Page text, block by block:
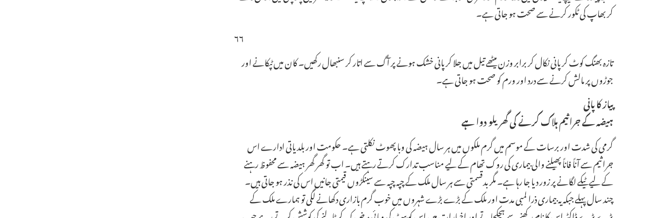
کر بھاپ کی ٹکور کرنے سے صحت ہو جاتی ہے۔
۶۶
تازہ بھنگ کوٹ کر پانی نکال کر برابر وزن میٹھے تیل میں جلا کر پانی خشک ہونے پر آگ سے اتار کر سنبھال رکھیں۔ کان میں ٹپکانے اور
جوڑوں پر مالش کرنے سے درد اور ورم کو صحت ہو جاتی ہے۔
پیاز کا پانی
ہیضہ کے جراثیم ہلاک کرنے کی گھریلو دوا ہے
گرمی کی شدت اور برسات کے موسم میں گرم ملکوں میں ہر سال ہیضہ کی وبا پھوٹ نکلتی ہے۔ حکومت اور بلدیاتی ادارے اس
جراثیم سے آناً فاناً پھیلنے والی بیماری کی روک تھام کے لیے مناسب تدارک کرتے رہتے ہیں۔ اب تو گھر گھر ہیضہ سے محفوظ رہنے
کے لیے ٹیکے لگانے پر زور دیا جا رہا ہے۔ مگر بدقسمتی سے ہر سال ملک کے چپہ چپہ سے سینکڑوں قیمتی جانیں اس کی نذر ہو جاتی ہیں۔
چند سال پہلے جبکہ یہ بیماری ذرا لمبی مدت اور ملک کے بڑے بڑے شہروں میں خوب گرم بازاری دکھانے لگی تو ہمارے ملک کے